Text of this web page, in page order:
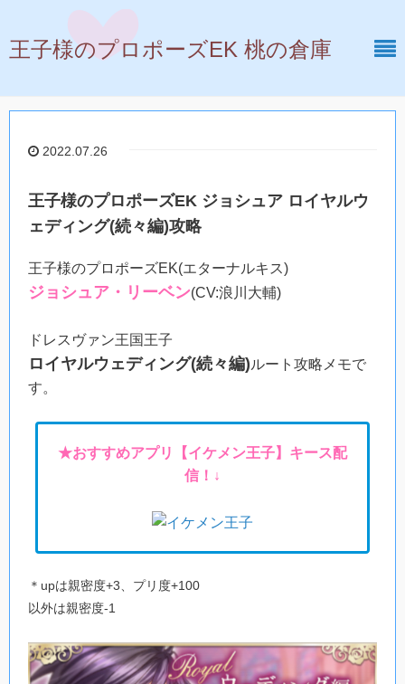
王子様のプロポーズEK 桃の倉庫
2022.07.26
王子様のプロポーズEK ジョシュア ロイヤルウ
ェディング(続々編)攻略
王子様のプロポーズEK(エターナルキス)
ジョシュア・リーベン(CV:浪川大輔)
ドレスヴァン王国王子
ロイヤルウェディング(続々編)ルート攻略メモで
す。
★おすすめアプリ【イケメン王子】キース配
信！↓
＊upは親密度+3、プリ度+100
以外は親密度-1